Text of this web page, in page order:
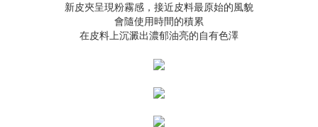
新皮夾呈現粉霧感，接近皮料最原始的風貌
會隨使用時間的積累
在皮料上沉澱出濃郁油亮的自有色澤